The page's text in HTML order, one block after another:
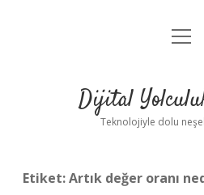
Anasayfa
Yasal
Dijital
Teknolojiyle dolu
Etiket:Artık değer oranı